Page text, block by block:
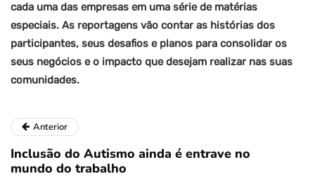
cada uma das empresas em uma série de matérias
especiais. As reportagens vão contar as histórias dos
participantes, seus desafios e planos para consolidar os
seus negócios e o impacto que desejam realizar nas suas
comunidades.
Anterior
Inclusão do Autismo ainda é entrave no
mundo do trabalho